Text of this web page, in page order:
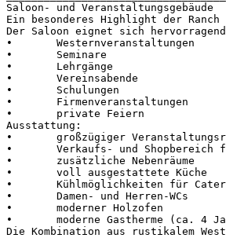
Saloon- und Veranstaltungsgebäude
Ein besonderes Highlight der
Der Saloon eignet sich
•	Westernveranstaltungen
•	Seminare
•	Lehrgänge
•	Vereinsabende
•	Schulungen
•	Firmenveranstaltungen
•	private Feiern
Ausstattung:
•	großzügiger Veranstaltungsraum
•	Verkaufs- und Shopbereich für Reitsport- und Sattelzubehör
•	zusätzliche Nebenräume
•	voll ausgestattete Küche
•	Kühlmöglichkeiten für Catering
•	Damen- und Herren-WCs
•	moderner Holzofen
•	moderne Gastherme (ca. 4 Jahre alt)
Die Kombination aus rustikalem